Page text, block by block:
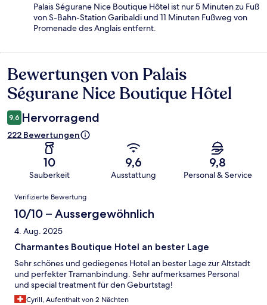
Palais Ségurane Nice Boutique Hôtel ist nur 5 Minuten zu Fuß
von S-Bahn-Station Garibaldi und 11 Minuten Fußweg von
Promenade des Anglais entfernt.
Bewertungen
Bewertungen von Palais
Ségurane Nice Boutique Hôtel
9,6 Hervorragend
222 Bewertungen
10
Sauberkeit
9,6
Ausstattung
9,8
Personal & Service
Bewertungen
Verifizierte Bewertung
10/10 – Aussergewöhnlich
4. Aug. 2025
Charmantes Boutique Hotel an bester Lage
Sehr schönes und gediegenes Hotel an bester Lage zur Altstadt
und perfekter Tramanbindung. Sehr aufmerksames Personal
und special treatment für den Geburtstag!
Cyrill, Aufenthalt von 2 Nächten